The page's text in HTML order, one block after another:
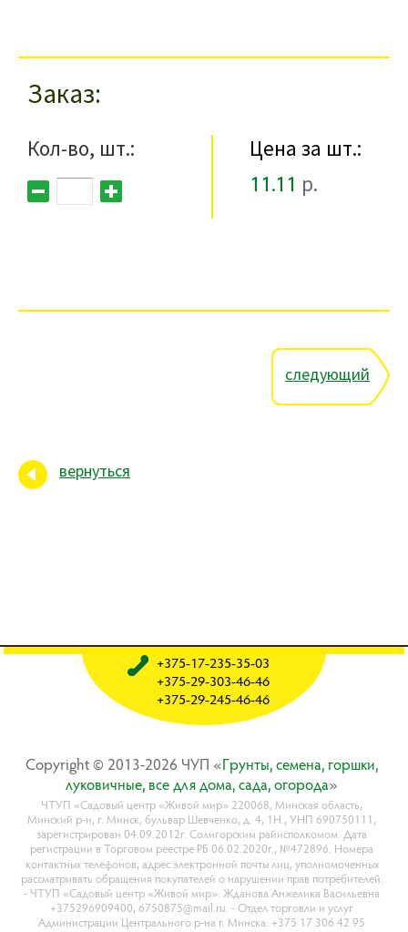
Заказ
Кол-во, шт.:
Цена за шт.:
11.11 р.
следующий
вернуться
Copyright © 2013-2026 ЧУП «Гpyнты, ceмeнa, гopшки,
лyкoвичныe, вce для дoмa, caдa, oгopoдa»
ЧТУП «Садовый центр «Живой мир» 220068, Минская область,
Минский р-н, г. Минск, бульвар Шевченко, д. 4, 1Н., УНП 690750111,
зарегистрирован 04.09.2012г. Солигорским райисполкомом. Дата
регистрации в Торговом реестре РБ 06.02.2020г., №472896. Номера
контактных телефонов, адрес электронной почты лиц, уполномоченных
рассматривать обращения покупателей о нарушении прав потребителей:
- ЧТУП «Садовый центр «Живой мир»: Жданова Анжелика Васильевна
+375296909400, 6750875@mail.ru. - Отдел торговли и услуг
Администрации Центрального р-на г. Минска: +375 17 306 42 95
+375-17-235-35-03
+375-29-303-46-46
+375-29-245-46-46